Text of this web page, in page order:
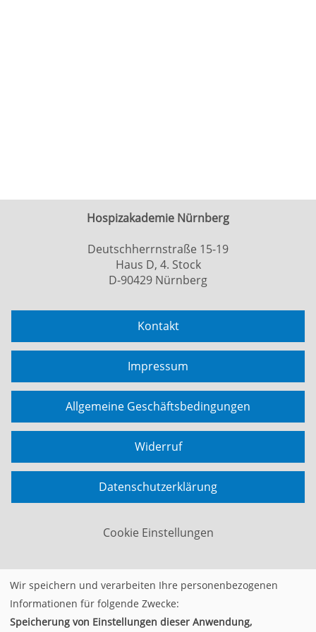
Hospizakademie Nürnberg
Deutschherrnstraße 15-19
Haus D, 4. Stock
D-90429 Nürnberg
Kontakt
Impressum
Allgemeine Geschäftsbedingungen
Widerruf
Datenschutzerklärung
Cookie Einstellungen
Widerrufsformular
Wir speichern und verarbeiten Ihre personenbezogenen
Informationen für folgende Zwecke:
Speicherung von Einstellungen dieser Anwendung,